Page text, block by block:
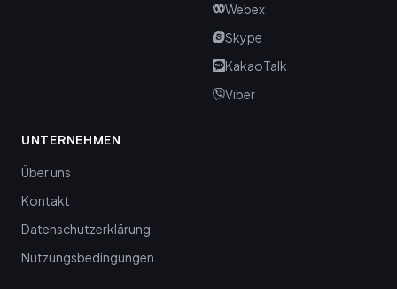
Webex
Skype
KakaoTalk
Viber
UNTERNEHMEN
Über uns
Kontakt
Datenschutzerklärung
Nutzungsbedingungen